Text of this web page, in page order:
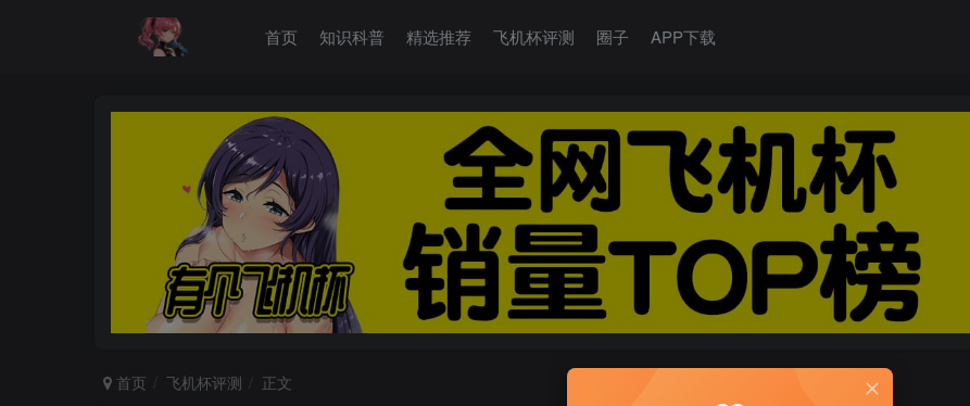
首页 知识科普 精选推荐 飞机杯评测 圈子 APP下载
首页 飞机杯评测 正文